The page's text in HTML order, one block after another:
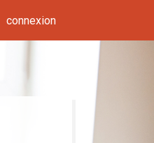
connexion